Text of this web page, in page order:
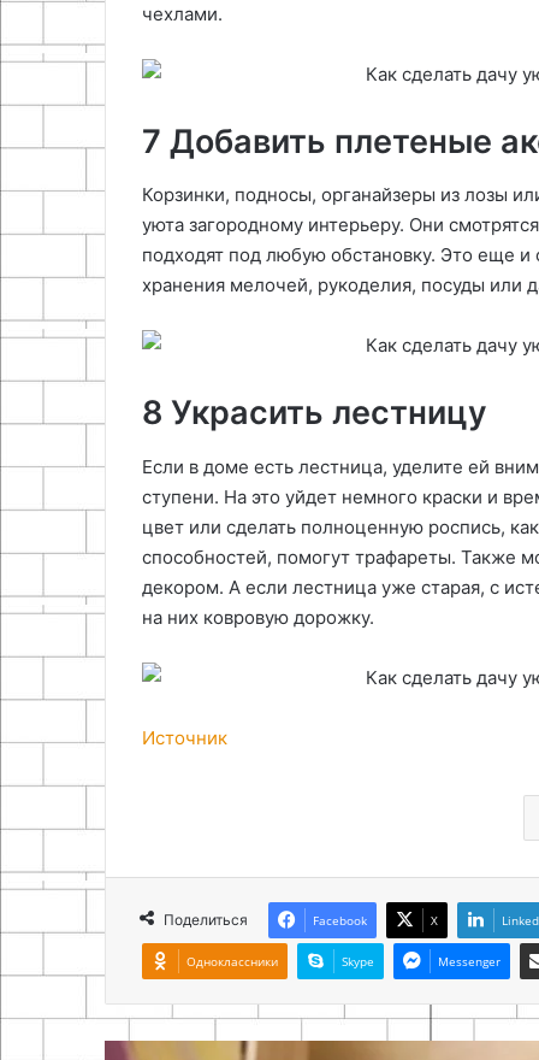
чехлами.
7 Добавить плетеные
Корзинки, подносы, органайзеры из лозы
уюта загородному интерьеру. Они
подходят под любую обстановку. Это еще
хранения мелочей, рукоделия, посуды или
8 Украсить лестницу
Если в доме есть лестница, уделите ей
ступени. На это уйдет немного краски и
цвет или сделать полноценную роспись,
способностей, помогут трафареты. Также
декором. А если лестница уже старая, с
на них ковровую дорожку.
Источник
Поделиться Facebook X
Одноклассники Skype Messenger